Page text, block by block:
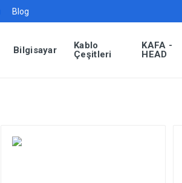
Blog
Bilgisayar
Kablo
Çeşitleri
KAFA -
HEAD